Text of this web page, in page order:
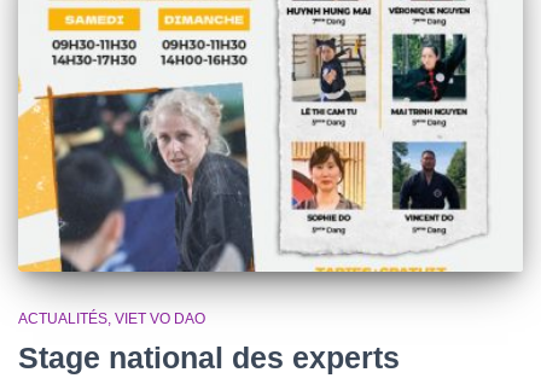
ACTUALITÉS VIET VO DAO
Stage national des experts